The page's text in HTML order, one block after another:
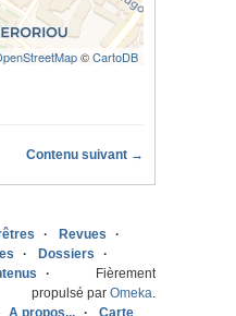
©CartoDB
Contenu suivant →
Revues
Dossiers
Fièrement
propulsé par Omeka.